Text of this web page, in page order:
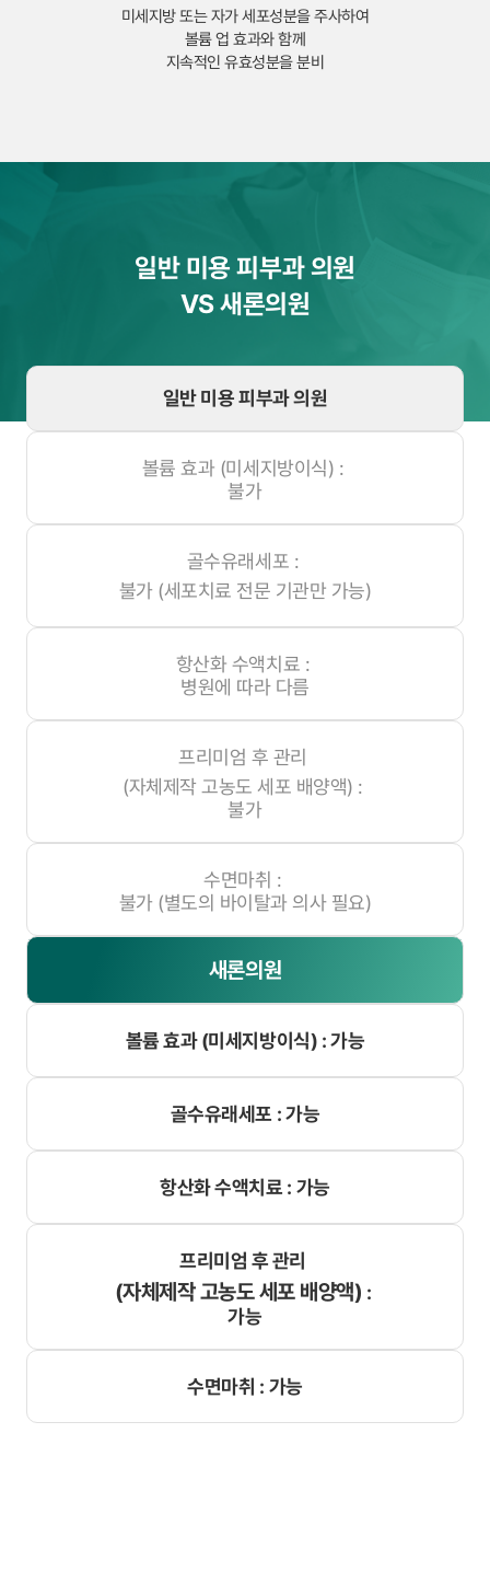
미세지방 또는 자가 세포성분을 주사하여
볼륨 업 효과와 함께
지속적인 유효성분을 분비
일반 미용 피부과 의원
VS 새론의원
일반 미용 피부과 의원
볼륨 효과 (미세지방이식) :
불가
골수유래세포 :
불가 (세포치료 전문 기관만 가능)
항산화 수액치료 :
병원에 따라 다름
프리미엄 후 관리
(자체제작 고농도 세포 배양액) :
불가
수면마취 :
불가 (별도의 바이탈과 의사 필요)
새론의원
볼륨 효과 (미세지방이식) :가능
골수유래세포 :가능
항산화 수액치료 : 가능
프리미엄 후 관리
(자체제작 고농도 세포 배양액) :
가능
수면마취 : 가능